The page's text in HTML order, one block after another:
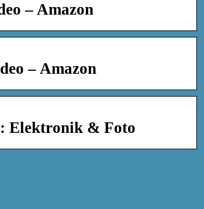
– Amazon
– Amazon
Elektronik & Foto